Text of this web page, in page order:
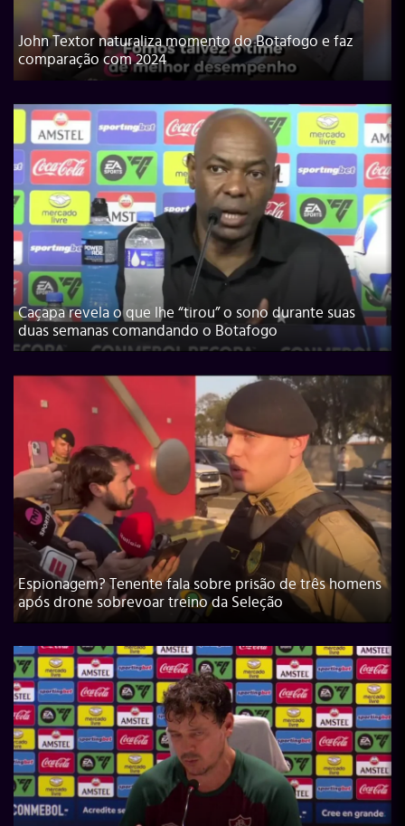
John Textor naturaliza momento do Botafogo e faz
comparação com 2024
Caçapa revela o que lhe “tirou” o sono durante suas
duas semanas comandando o Botafogo
Espionagem? Tenente fala sobre prisão de três homens
após drone sobrevoar treino da Seleção